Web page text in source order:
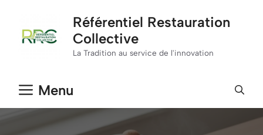
contenu
Référentiel Restauration
Collective
La Tradition au service de l'innovation
Menu